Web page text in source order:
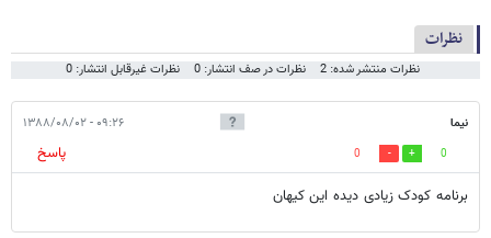
نظرات
نظرات منتشر شده: 2 نظرات در صف انتشار: 0 نظرات غیرقابل انتشار: 0
نیما ۰۹:۲۶ - ۱۳۸۸/۰۸/۰۲
0
0
پاسخ
برنامه کودک زیادی دیده این کیهان